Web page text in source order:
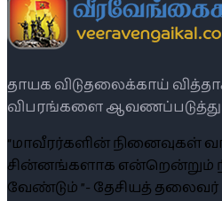
தாயக விடுதலைக்காய்
விபரங்களை
“மாவீரர்களின் நினைவுகள்
சின்னங்களாக என்றென்றும்
வேண்டும் ”- தேசியத் தலைவர்